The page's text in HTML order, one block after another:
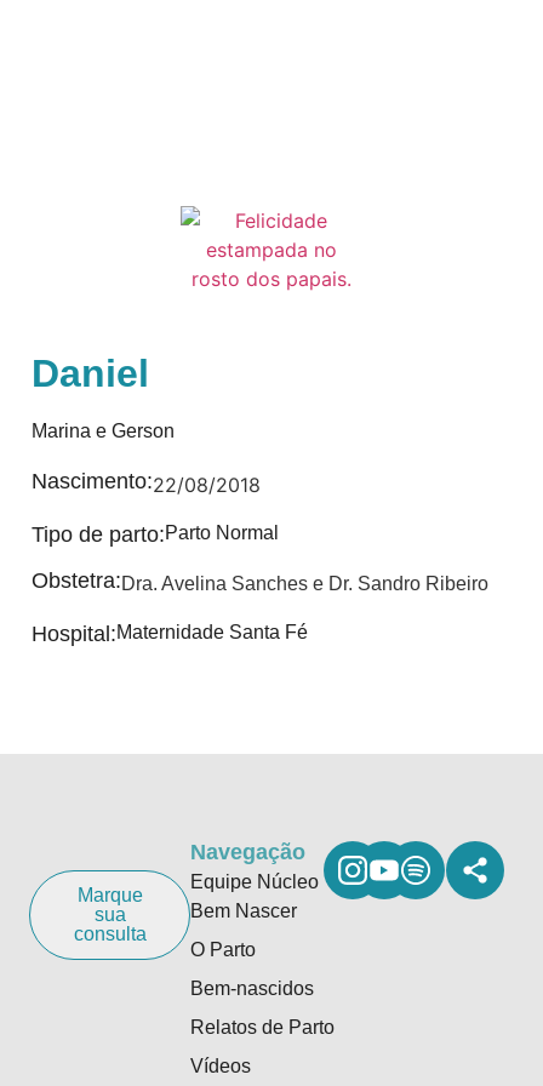
Daniel
Marina e Gerson
Nascimento:22/08/2018
Tipo de parto:Parto Normal
Obstetra:Dra. Avelina Sanches e Dr. Sandro Ribeiro
Hospital:Maternidade Santa Fé
Marque
sua
consulta
Navegação
Equipe Núcleo
Bem Nascer
O Parto
Bem-nascidos
Relatos de Parto
Vídeos